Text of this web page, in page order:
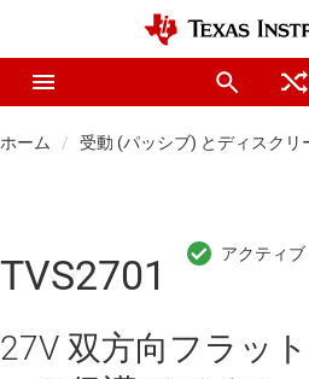
ホーム 受動 (パッシブ) とディスクリ
TVS2701
27V 双方向フラッ